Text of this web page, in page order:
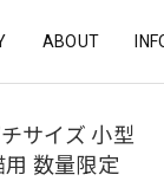
ABOUT
サイズ 小型
数量限定